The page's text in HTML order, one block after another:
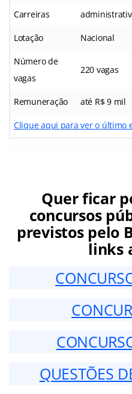
Carreiras
Lotação Nacional
Número de
vagas
220 vagas
Remuneração até R$ 9 mil
Clique aqui para ver o último
Quer ficar
concursos
previstos pelo
links
QUESTÕES